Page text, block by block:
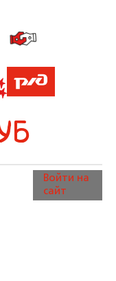
Войти на
сайт